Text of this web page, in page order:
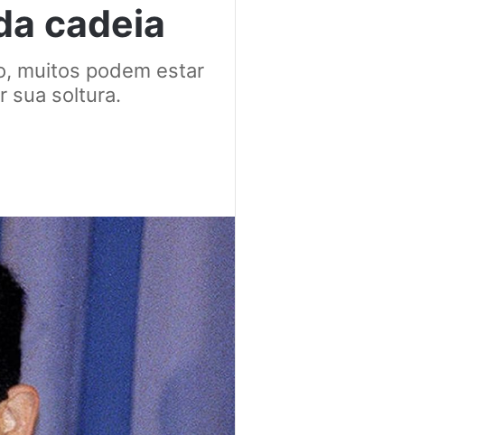
cadeia
muitos podem estar
sua soltura.